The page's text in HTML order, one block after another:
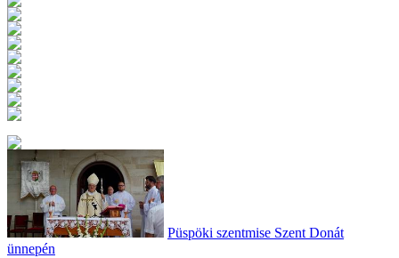
Püspöki szentmise Szent Donát
ünnepén